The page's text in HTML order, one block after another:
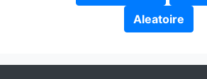
Aleatoire